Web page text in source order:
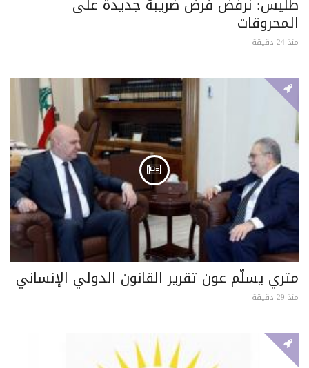
المحروقات
منذ 24 دقيقة
متري يسلّم عون تقرير القانون الدولي الإنساني
منذ 29 دقيقة